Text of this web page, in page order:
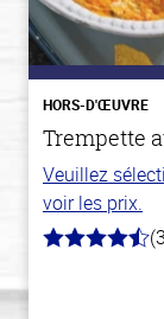
HORS-D'ŒUVRE
Trempette
Veuillez
voir les prix.
4.4